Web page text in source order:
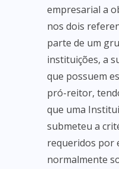
empresarial a
nos dois
parte de um
instituições, a
que possuem
pró-reitor,
que uma
submeteu a
requeridos por
normalmente